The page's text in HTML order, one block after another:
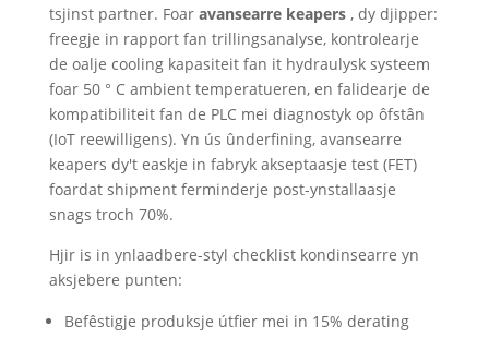
tsjinst partner. Foar avansearre keapers , dy djipper:
freegje in rapport fan trillingsanalyse, kontrolearje
de oalje cooling kapasiteit fan it hydraulysk systeem
foar 50 ° C ambient temperatueren, en falidearje de
kompatibiliteit fan de PLC mei diagnostyk op ôfstân
(IoT reewilligens). Yn ús ûnderfining, avansearre
keapers dy't easkje in fabryk akseptaasje test (FET)
foardat shipment ferminderje post-ynstallaasje
snags troch 70%.
Hjir is in ynlaadbere-styl checklist kondinsearre yn
aksjebere punten:
Befêstigje produksje útfier mei in 15% derating